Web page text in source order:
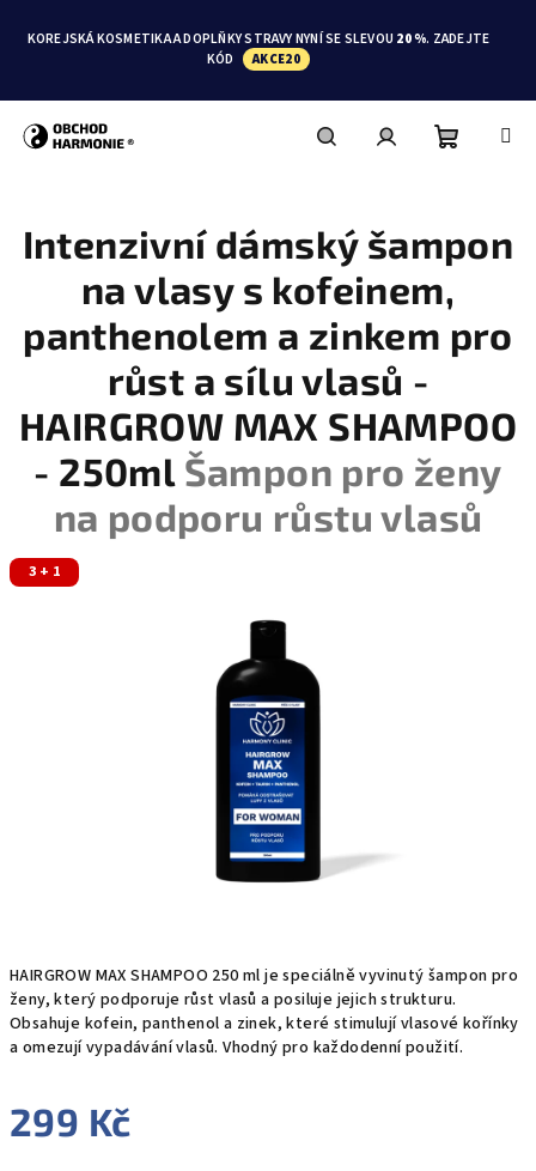
KOREJSKÁ KOSMETIKA A DOPLŇKY STRAVY NYNÍ SE SLEVOU 20 %. ZADEJTE
KÓD
AKCE20
košík
HAIRGROW MAX SHAMPOO 250 ml je speciálně vyvinutý šampon pro
ženy, který podporuje růst vlasů a posiluje jejich strukturu.
Obsahuje kofein, panthenol a zinek, které stimulují vlasové kořínky
a omezují vypadávání vlasů. Vhodný pro každodenní použití.
299 Kč
Intenzivní dámský šampon
na vlasy s kofeinem,
panthenolem a zinkem pro
růst a sílu vlasů -
HAIRGROW MAX SHAMPOO
- 250ml Šampon pro ženy
na podporu růstu vlasů
3 + 1